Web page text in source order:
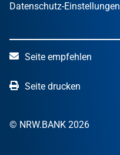
Datenschutz-Einstellungen
Seite empfehlen
Seite drucken
© NRW.BANK 2026